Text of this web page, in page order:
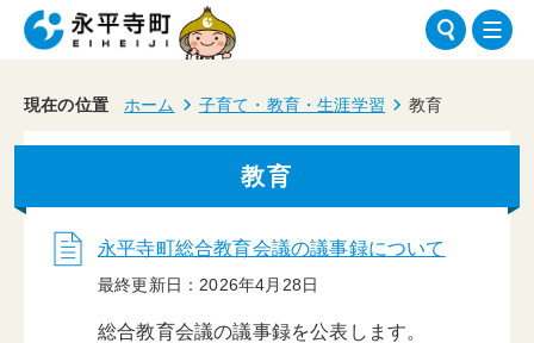
現在の位置 ホーム 子育て・教育・生涯学習 教育
教育
永平寺町総合教育会議の議事録について
最終更新日：2026年4月28日
総合教育会議の議事録を公表します。